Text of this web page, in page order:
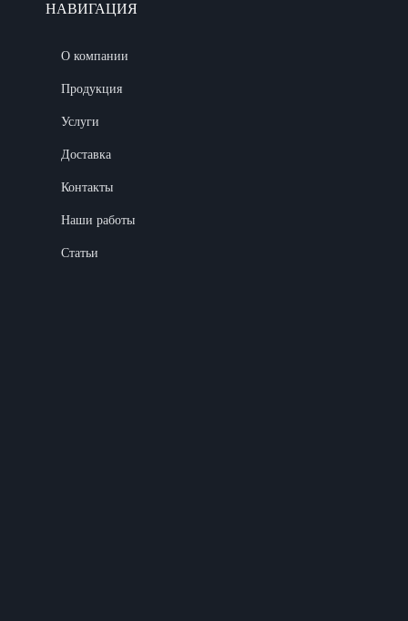
НАВИГАЦИЯ
О компании
Продукция
Услуги
Доставка
Контакты
Наши работы
Статьи